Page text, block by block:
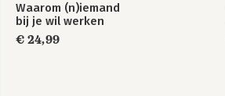
Waarom (n)iemand
bij je wil werken
€ 24,99